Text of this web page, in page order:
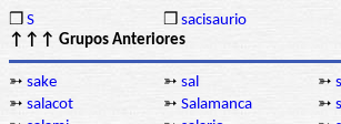
❒ S ❒ sacisaurio
↑↑↑ Grupos Anteriores
➳ sake ➳ sal ➳
➳ salacot ➳ Salamanca ➳